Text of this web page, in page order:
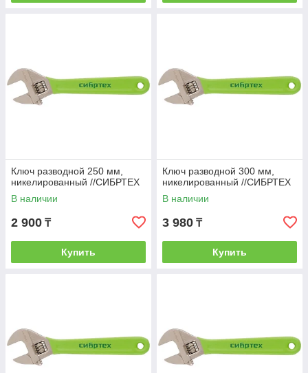
Ключ разводной 250 мм,
никелированный //СИБРТЕХ
В наличии
2 900 ₸
Купить
Ключ разводной 300 мм,
никелированный //СИБРТЕХ
В наличии
3 980 ₸
Купить